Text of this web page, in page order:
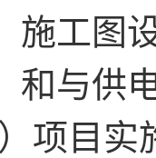
施工图
和与供
项目实